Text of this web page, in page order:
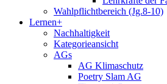
Wahlpflichtbereich (Jg.8-10)
Lernen+
Nachhaltigkeit
Kategorieansicht
AGs
AG Klimaschutz
Poetry Slam AG